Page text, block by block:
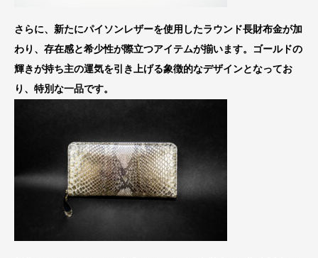
さらに、新たにパイソンレザーを使用したラウンド長財布金が加
わり、存在感と希少性が際立つアイテムが揃います。ゴールドの
輝きが持ち主の運気を引き上げる象徴的なデザインとなってお
り、特別な一品です。